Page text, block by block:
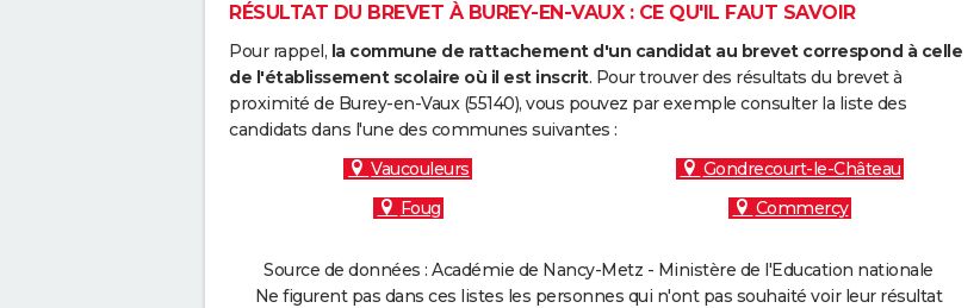
RÉSULTAT DU BREVET À BUREY-EN-VAUX : CE QU'IL FAUT SAVOIR
Pour rappel, la commune de rattachement d'un candidat au brevet correspond à celle
de l'établissement scolaire où il est inscrit. Pour trouver des résultats du brevet à
proximité de Burey-en-Vaux (55140), vous pouvez par exemple consulter la liste des
candidats dans l'une des communes suivantes :
Vaucouleurs
Gondrecourt-le-Château
Foug
Commercy
Source de données : Académie de Nancy-Metz - Ministère de l'Education nationale
Ne figurent pas dans ces listes les personnes qui n'ont pas souhaité voir leur résultat